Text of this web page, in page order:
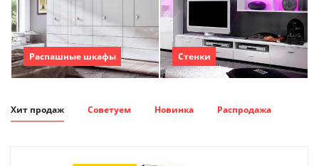
Распашные шкафы Стенки
Хит продаж Советуем Новинка Распродажа